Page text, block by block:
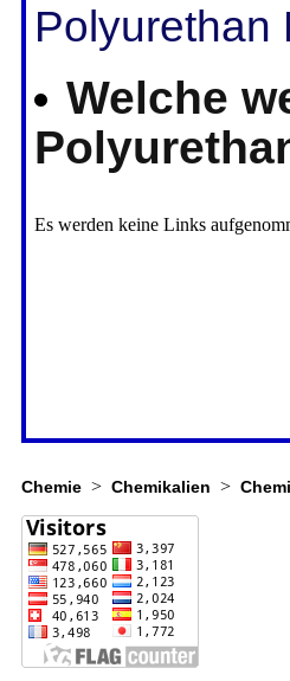
Polyurethan
Welche
Chemie > Chemikalien >